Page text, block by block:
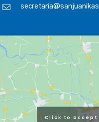
Click to accept